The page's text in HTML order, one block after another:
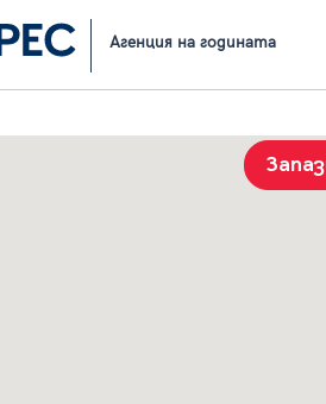
Агенция на годината
Резултати от търсене